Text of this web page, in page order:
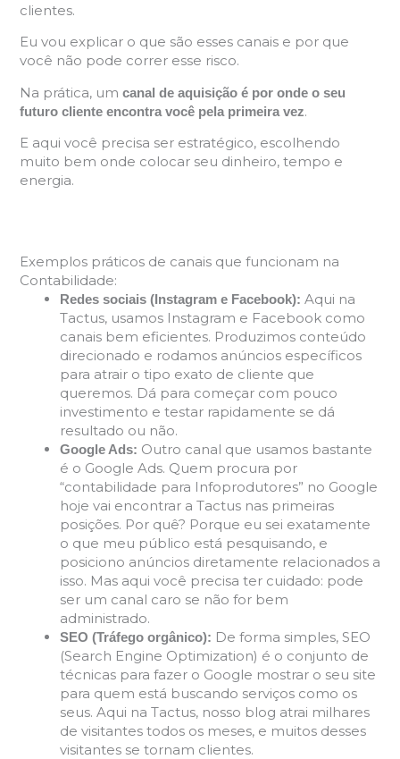
clientes.
Eu vou explicar o que são esses canais e por que
você não pode correr esse risco.
Na prática, um canal de aquisição é por onde o seu
futuro cliente encontra você pela primeira vez.
E aqui você precisa ser estratégico, escolhendo
muito bem onde colocar seu dinheiro, tempo e
energia.
Exemplos práticos de canais que funcionam na
Contabilidade:
Redes sociais (Instagram e Facebook): Aqui na
Tactus, usamos Instagram e Facebook como
canais bem eficientes. Produzimos conteúdo
direcionado e rodamos anúncios específicos
para atrair o tipo exato de cliente que
queremos. Dá para começar com pouco
investimento e testar rapidamente se dá
resultado ou não.
Google Ads: Outro canal que usamos bastante
é o Google Ads. Quem procura por
“contabilidade para Infoprodutores” no Google
hoje vai encontrar a Tactus nas primeiras
posições. Por quê? Porque eu sei exatamente
o que meu público está pesquisando, e
posiciono anúncios diretamente relacionados a
isso. Mas aqui você precisa ter cuidado: pode
ser um canal caro se não for bem
administrado.
SEO (Tráfego orgânico): De forma simples, SEO
(Search Engine Optimization) é o conjunto de
técnicas para fazer o Google mostrar o seu site
para quem está buscando serviços como os
seus. Aqui na Tactus, nosso blog atrai milhares
de visitantes todos os meses, e muitos desses
visitantes se tornam clientes.